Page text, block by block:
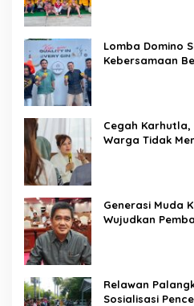
Lomba Domino
Kebersamaan
Cegah
Warga Tidak
Generasi Muda
Wujudkan
Relawan
Sosialisasi